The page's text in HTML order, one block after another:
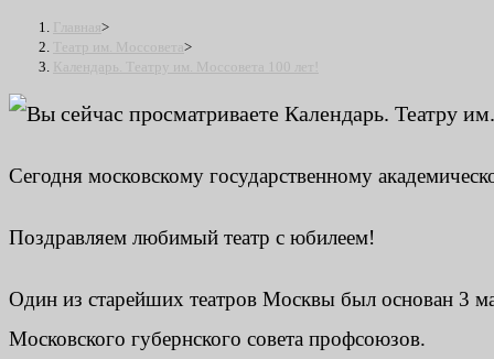
Главная>
Театр им. Моссовета>
Календарь. Театру им. Моссовета 100 лет!
Сегодня московскому государственному
Поздравляем любимый театр с юбилеем!
Один из старейших театров Москвы был основан 3
Московского губернского совета профсоюзов.